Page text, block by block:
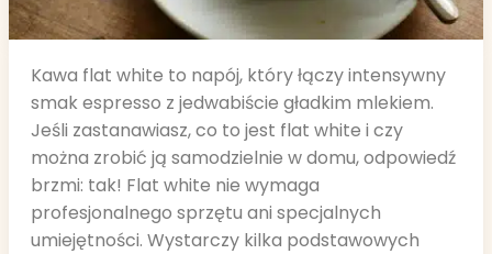
Kawa flat white to napój, który łączy intensywny
smak espresso z jedwabiście gładkim mlekiem.
Jeśli zastanawiasz, co to jest flat white i czy
można zrobić ją samodzielnie w domu, odpowiedź
brzmi: tak! Flat white nie wymaga
profesjonalnego sprzętu ani specjalnych
umiejętności. Wystarczy kilka podstawowych